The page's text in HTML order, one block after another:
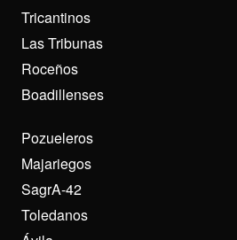
Tricantinos
Las Tribunas
Roceños
Boadillenses
Pozueleros
Majariegos
SagrA-42
Toledanos